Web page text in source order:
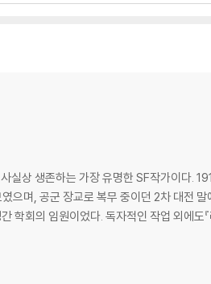
실상 생존하는 가장 유명한 SF작가이다.
으며, 공군 장교로 복무 중이던 2차 대전 말